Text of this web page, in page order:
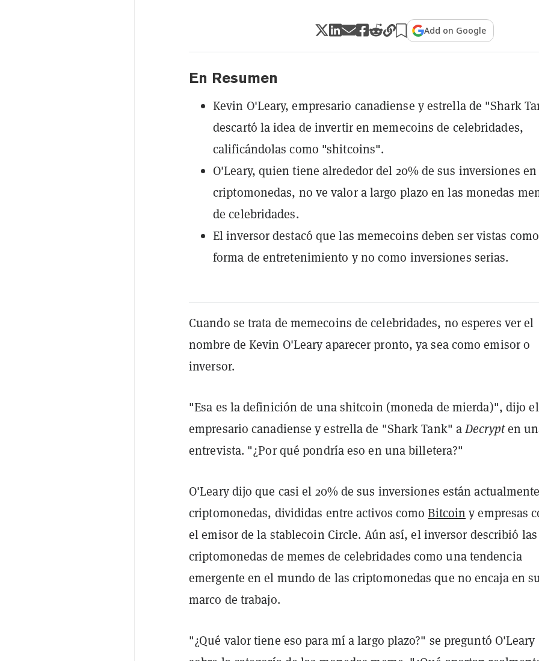
Add on Google
En Resumen
Kevin O'Leary, empresario canadiense y estrella de "Shark
descartó la idea de invertir en memecoins de celebridades,
calificándolas como "shitcoins".
O'Leary, quien tiene alrededor del 20% de sus inversiones en
criptomonedas, no ve valor a largo plazo en las monedas
de celebridades.
El inversor destacó que las memecoins deben ser vistas
forma de entretenimiento y no como inversiones serias.
Cuando se trata de memecoins de celebridades, no esperes ver el
nombre de Kevin O'Leary aparecer pronto, ya sea como emisor o
inversor.
"Esa es la definición de una shitcoin (moneda de mierda)", dijo el
empresario canadiense y estrella de "Shark Tank" aDecrypten
entrevista. "¿Por qué pondría eso en una billetera?"
O'Leary dijo que casi el 20% de sus inversiones están
criptomonedas, divididas entre activos comoBitcoin y empresas
el emisor de la stablecoin Circle. Aún así, el inversor describió las
criptomonedas de memes de celebridades como una tendencia
emergente en el mundo de las criptomonedas que no encaja en
marco de trabajo.
"¿Qué valor tiene eso para mí a largo plazo?" se preguntó O'Leary